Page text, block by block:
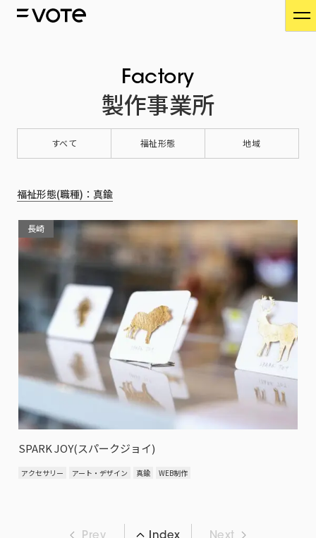
Factory
製作事業所
すべて 福祉形態 地域
福祉形態(職種)：真鍮
長崎
SPARK JOY(スパークジョイ)
アクセサリー アート・デザイン 真鍮 WEB制作
Prev Next